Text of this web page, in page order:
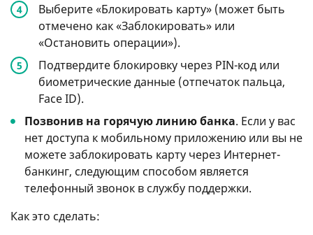
Выберите «Блокировать карту» (может быть
отмечено как «Заблокировать» или
«Остановить операции»).
Подтвердите блокировку через PIN-код или
биометрические данные (отпечаток пальца,
Face ID).
Позвонив на горячую линию банка. Если у вас
нет доступа к мобильному приложению или вы не
можете заблокировать карту через Интернет-
банкинг, следующим способом является
телефонный звонок в службу поддержки.
Как это сделать: